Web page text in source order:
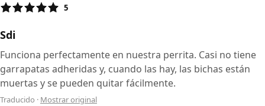
5
Sdi
Funciona perfectamente en nuestra perrita. Casi no tiene
garrapatas adheridas y, cuando las hay, las bichas están
muertas y se pueden quitar fácilmente.
Traducido · Mostrar original